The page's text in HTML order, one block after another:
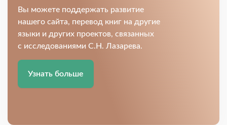
Вы можете поддержать развитие
нашего сайта, перевод книг на другие
языки и других проектов, связанных
с исследованиями С.Н. Лазарева.
Узнать больше